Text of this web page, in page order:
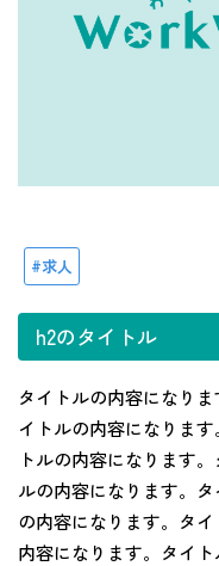
求人
h2のタイトル
タイトルの内容になり
イトルの内容になりま
トルの内容になります
ルの内容になります。
の内容になります。タ
内容になります。タイ